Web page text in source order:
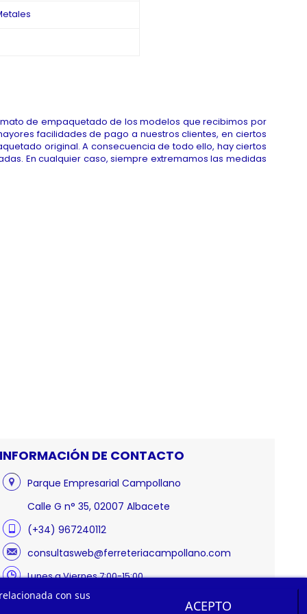
de empaquetado de los modelos que recibimos por
facilidades de pago a nuestros clientes, en ciertos
original. A consecuencia de todo ello, hay ciertos
En cualquier caso, siempre extremamos las medidas
INFORMACIÓN DE CONTACTO
Parque Empresarial Campollano
Calle G n° 35, 02007 Albacete
(+34) 967240112
consultasweb@ferreteriacampollano.com
Lunes a Viernes 7:00-15:00
con sus
ACEPTO